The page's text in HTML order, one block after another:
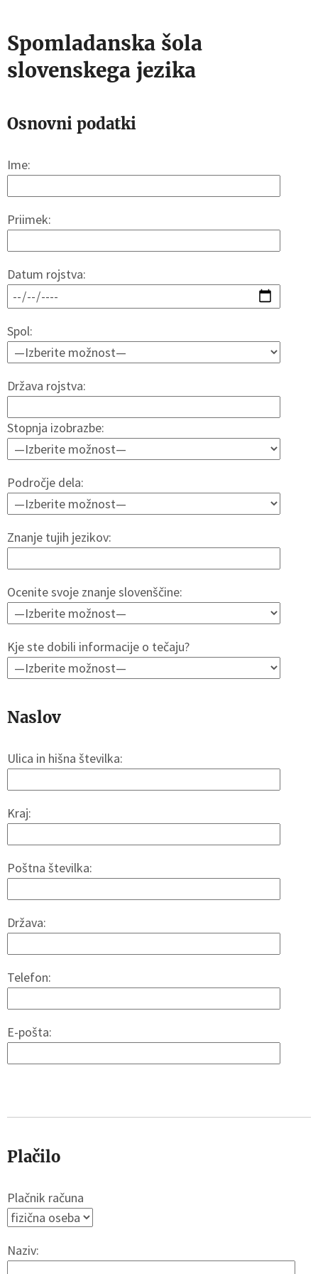
Spomladanska šola
slovenskega jezika
Osnovni podatki
Ime:
Priimek:
Datum rojstva:
Spol:
Država rojstva:
Stopnja izobrazbe:
Področje dela:
Znanje tujih jezikov:
Ocenite svoje znanje slovenščine:
Kje ste dobili informacije o tečaju?
Naslov
Ulica in hišna številka:
Kraj:
Poštna številka:
Država:
Telefon:
E-pošta:
Plačilo
Plačnik računa
Naziv: